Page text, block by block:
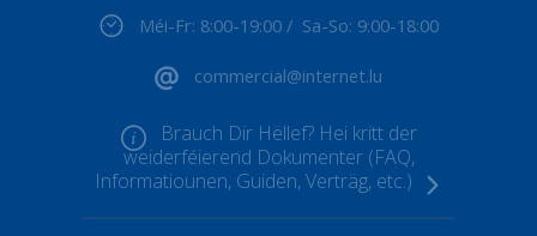
Méi-Fr: 8:00-19:00 / Sa-So: 9:00-18:00
commercial@internet.lu
Brauch Dir Hëllef? Hei kritt der
weiderféierend Dokumenter (FAQ,
Informatiounen, Guiden, Verträg, etc.)